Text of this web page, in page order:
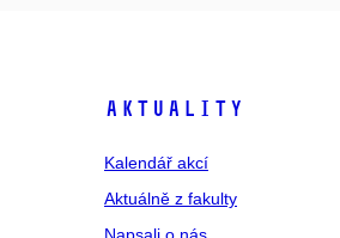
Aktuality
Kalendář akcí
Aktuálně z fakulty